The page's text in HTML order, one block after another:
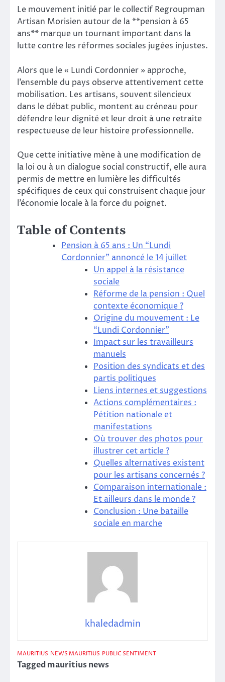
Le mouvement initié par le collectif Regroupman
Artisan Morisien autour de la **pension à 65
ans** marque un tournant important dans la
lutte contre les réformes sociales jugées injustes.
Alors que le « Lundi Cordonnier » approche,
l’ensemble du pays observe attentivement cette
mobilisation. Les artisans, souvent silencieux
dans le débat public, montent au créneau pour
défendre leur dignité et leur droit à une retraite
respectueuse de leur histoire professionnelle.
Que cette initiative mène à une modification de
la loi ou à un dialogue social constructif, elle aura
permis de mettre en lumière les difficultés
spécifiques de ceux qui construisent chaque jour
l’économie locale à la force du poignet.
Table of Contents
Pension à 65 ans : Un “Lundi
Cordonnier” annoncé le 14 juillet
Un appel à la résistance
sociale
Réforme de la pension : Quel
contexte économique ?
Origine du mouvement : Le
“Lundi Cordonnier”
Impact sur les travailleurs
manuels
Position des syndicats et des
partis politiques
Liens internes et suggestions
Actions complémentaires :
Pétition nationale et
manifestations
Où trouver des photos pour
illustrer cet article ?
Quelles alternatives existent
pour les artisans concernés ?
Comparaison internationale :
Et ailleurs dans le monde ?
Conclusion : Une bataille
sociale en marche
khaledadmin
MAURITIUS NEWS MAURITIUS PUBLIC SENTIMENT
Taggedmauritius news